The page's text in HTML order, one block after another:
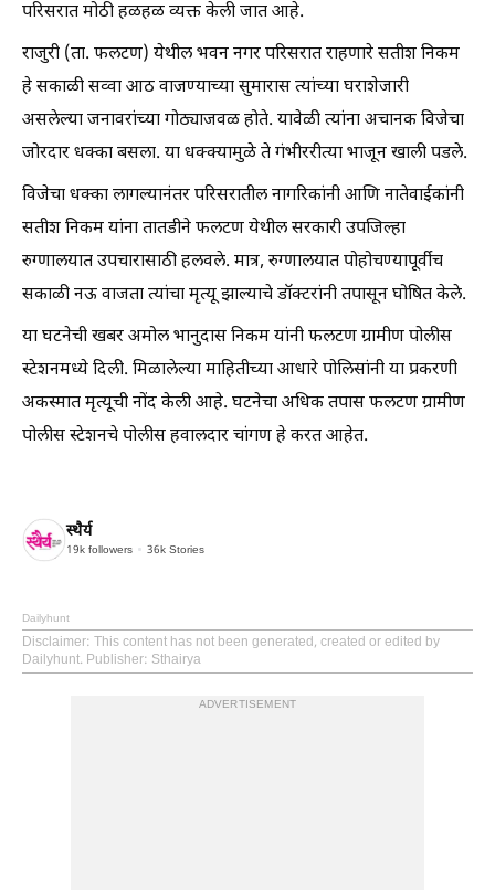
परिसरात मोठी हळहळ व्यक्त केली जात आहे.
राजुरी (ता. फलटण) येथील भवन नगर परिसरात राहणारे सतीश निकम
हे सकाळी सव्वा आठ वाजण्याच्या सुमारास त्यांच्या घराशेजारी
असलेल्या जनावरांच्या गोठ्याजवळ होते. यावेळी त्यांना अचानक विजेचा
जोरदार धक्का बसला. या धक्क्यामुळे ते गंभीररीत्या भाजून खाली पडले.
विजेचा धक्का लागल्यानंतर परिसरातील नागरिकांनी आणि नातेवाईकांनी
सतीश निकम यांना तातडीने फलटण येथील सरकारी उपजिल्हा
रुग्णालयात उपचारासाठी हलवले. मात्र, रुग्णालयात पोहोचण्यापूर्वीच
सकाळी नऊ वाजता त्यांचा मृत्यू झाल्याचे डॉक्टरांनी तपासून घोषित केले.
या घटनेची खबर अमोल भानुदास निकम यांनी फलटण ग्रामीण पोलीस
स्टेशनमध्ये दिली. मिळालेल्या माहितीच्या आधारे पोलिसांनी या प्रकरणी
अकस्मात मृत्यूची नोंद केली आहे. घटनेचा अधिक तपास फलटण ग्रामीण
पोलीस स्टेशनचे पोलीस हवालदार चांगण हे करत आहेत.
स्थैर्य
19k followers 36k Stories
Dailyhunt
Disclaimer: This content has not been generated, created or edited by
Dailyhunt. Publisher: Sthairya
ADVERTISEMENT